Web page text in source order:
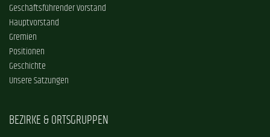
Geschäftsführender Vorstand
Hauptvorstand
Gremien
Positionen
Geschichte
Unsere Satzungen
BEZIRKE & ORTSGRUPPEN